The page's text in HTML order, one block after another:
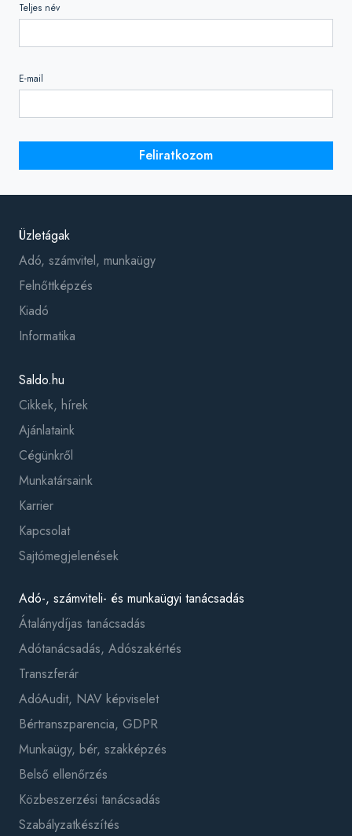
Teljes név
E-mail
Feliratkozom
Üzletágak
Adó, számvitel, munkaügy
Felnőttképzés
Kiadó
Informatika
Saldo.hu
Cikkek, hírek
Ajánlataink
Cégünkről
Munkatársaink
Karrier
Kapcsolat
Sajtómegjelenések
Adó-, számviteli- és munkaügyi tanácsadás
Átalánydíjas tanácsadás
Adótanácsadás, Adószakértés
Transzferár
AdóAudit, NAV képviselet
Bértranszparencia, GDPR
Munkaügy, bér, szakképzés
Belső ellenőrzés
Közbeszerzési tanácsadás
Szabályzatkészítés